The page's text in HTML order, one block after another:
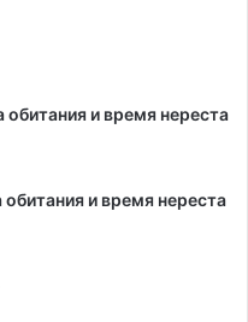
и время нереста
и время нереста